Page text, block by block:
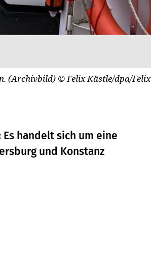
(Archivbild) © Felix Kästle/dpa/Felix
handelt sich um eine
und Konstanz